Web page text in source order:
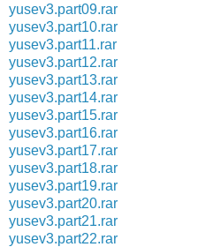
yusev3.part09.rar
yusev3.part10.rar
yusev3.part11.rar
yusev3.part12.rar
yusev3.part13.rar
yusev3.part14.rar
yusev3.part15.rar
yusev3.part16.rar
yusev3.part17.rar
yusev3.part18.rar
yusev3.part19.rar
yusev3.part20.rar
yusev3.part21.rar
yusev3.part22.rar